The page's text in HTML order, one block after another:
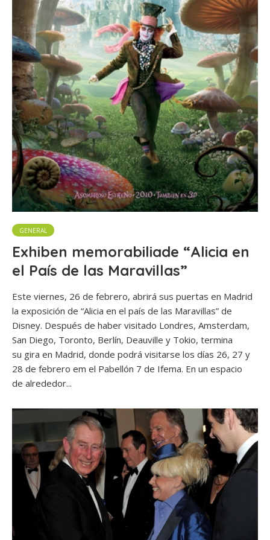
GENERAL
Exhiben memorabiliade “Alicia en
el País de las Maravillas”
Este viernes, 26 de febrero, abrirá sus puertas en Madrid
la exposición de “Alicia en el país de las Maravillas” de
Disney. Después de haber visitado Londres, Amsterdam,
San Diego, Toronto, Berlín, Deauville y Tokio, termina
su gira en Madrid, donde podrá visitarse los días 26, 27 y
28 de febrero em el Pabellón 7 de Ifema. En un espacio
de alrededor...